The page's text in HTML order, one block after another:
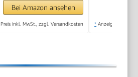
hohe Reichweite,
Drucken in hoher
Bei Amazon ansehen
Preis inkl. MwSt., zzgl. Versandkosten * Anzeige